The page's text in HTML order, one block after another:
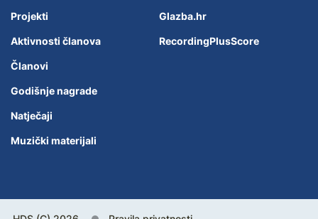
Projekti
Aktivnosti članova
Članovi
Godišnje nagrade
Natječaji
Muzički materijali
Glazba.hr
RecordingPlusScore